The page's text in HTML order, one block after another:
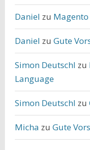
Daniel zu
Daniel zu Gute
Simon Deutschl zu
Language
Simon Deutschl zu
Micha zu Gute